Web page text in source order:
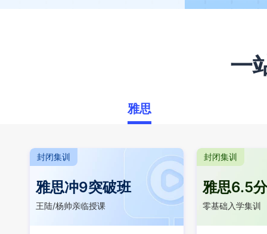
一
雅思
封闭集训
雅思冲9突破班
王陆/杨帅亲临授课
封闭集训
雅思6.5
零基础入学集训